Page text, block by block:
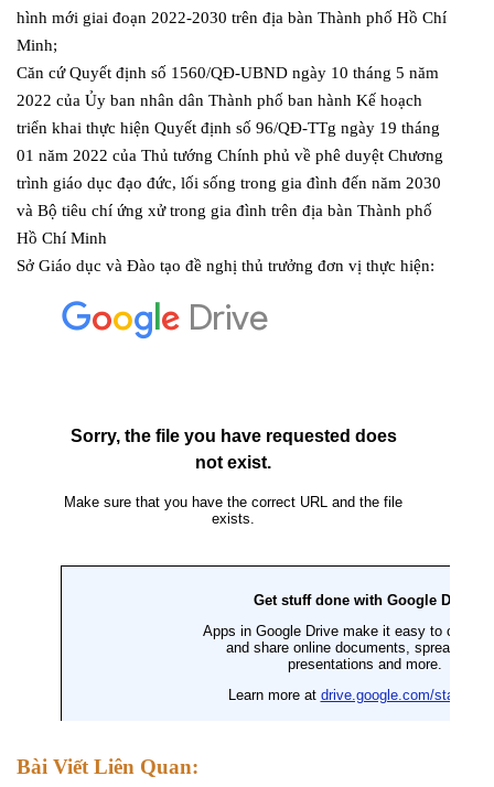
hình mới giai đoạn 2022-2030 trên địa bàn Thành phố Hồ Chí
Minh;
Căn cứ Quyết định số 1560/QĐ-UBND ngày 10 tháng 5 năm
2022 của Ủy ban nhân dân Thành phố ban hành Kế hoạch
triển khai thực hiện Quyết định số 96/QĐ-TTg ngày 19 tháng
01 năm 2022 của Thủ tướng Chính phủ về phê duyệt Chương
trình giáo dục đạo đức, lối sống trong gia đình đến năm 2030
và Bộ tiêu chí ứng xử trong gia đình trên địa bàn Thành phố
Hồ Chí Minh
Sở Giáo dục và Đào tạo đề nghị thủ trưởng đơn vị thực hiện:
Bài Viết Liên Quan: